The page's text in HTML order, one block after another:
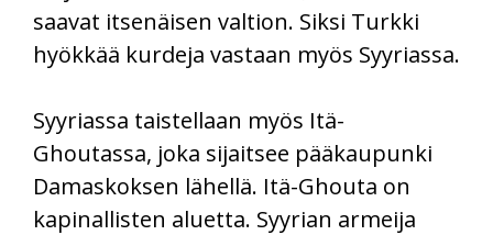
saavat itsenäisen valtion. Siksi Turkki
hyökkää kurdeja vastaan myös Syyriassa.
Syyriassa taistellaan myös Itä-
Ghoutassa, joka sijaitsee pääkaupunki
Damaskoksen lähellä. Itä-Ghouta on
kapinallisten aluetta. Syyrian armeija